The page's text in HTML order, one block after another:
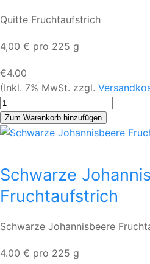
Quitte Fruchtaufstrich
4,00 € pro 225 g
€4.00
(Inkl. 7% MwSt. zzgl.
Schwarze
Fruchtaufstrich
Schwarze Johannisbeere
4.00 € pro 225 g